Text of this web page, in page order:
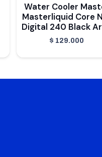
Water Cooler
Masterliquid Core
Digital 240 Black
$ 129.000